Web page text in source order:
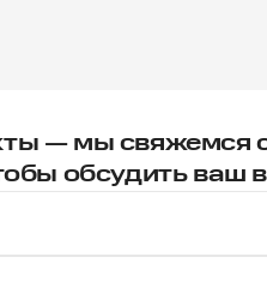
— мы свяжемся
обсудить ваш